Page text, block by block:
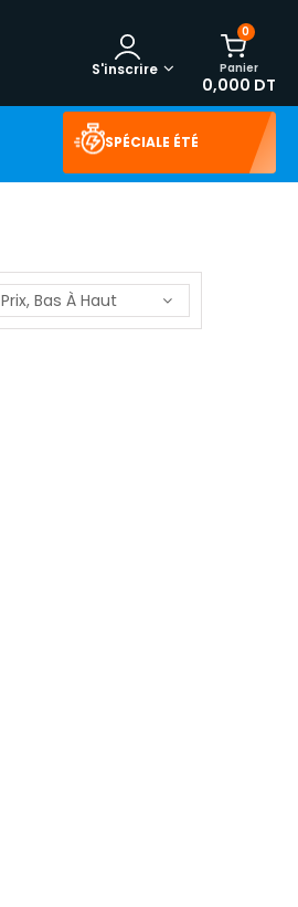
0
Panier
0,000 DT
S'inscrire
SPÉCIALE ÉTÉ
Prix, Bas À Haut